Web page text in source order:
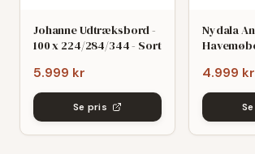
Johanne Udtræksbord -
100 x 224/284/344 - Sort
5.999 kr
Se pris
Nydala
grø/Sort
4.999 kr